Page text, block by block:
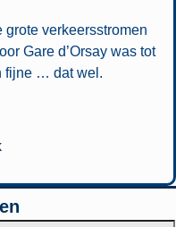
grote verkeersstromen
Gare d’Orsay was tot
fijne … dat wel.